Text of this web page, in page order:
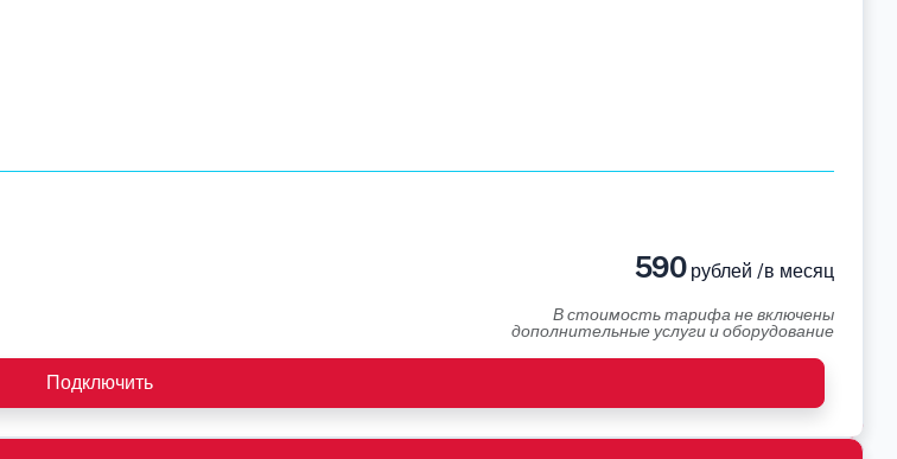
590рублей /в месяц
В стоимость тарифа не включены
дополнительные услуги и оборудование
Подключить